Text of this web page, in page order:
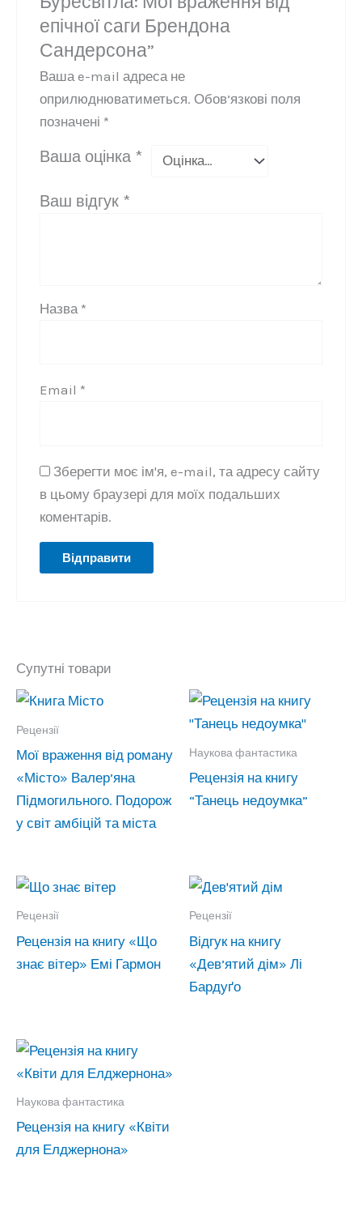
епічної саги Брендона
Сандерсона”
Ваша e-mail адреса не
оприлюднюватиметься. Обов’язкові поля
позначені *
Ваша оцінка *
Ваш відгук *
Назва *
Email *
Зберегти моє ім'я, e-mail, та адресу сайту
в цьому браузері для моїх подальших
коментарів.
Супутні товари
Рецензії
Мої враження від роману
«Місто» Валер’яна
Підмогильного. Подорож
у світ амбіцій та міста
Наукова фантастика
Рецензія на книгу
“Танець недоумка”
Рецензії
Рецензія на книгу «Що
знає вітер» Емі Гармон
Рецензії
Відгук на книгу
«Дев’ятий дім» Лі
Бардуґо
Наукова фантастика
Рецензія на книгу «Квіти
для Елджернона»